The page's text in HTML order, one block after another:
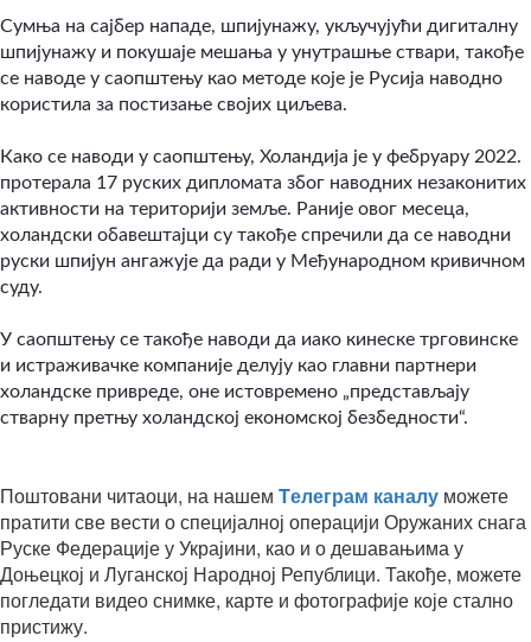
Сумња на сајбер нападе, шпијунажу, укључујући дигиталну
шпијунажу и покушаје мешања у унутрашње ствари, такође
се наводе у саопштењу као методе које је Русија наводно
користила за постизање својих циљева.
Како се наводи у саопштењу, Холандија је у фебруару 2022.
протерала 17 руских дипломата због наводних незаконитих
активности на територији земље. Раније овог месеца,
холандски обавештајци су такође спречили да се наводни
руски шпијун ангажује да ради у Међународном кривичном
суду.
У саопштењу се такође наводи да иако кинеске трговинске
и истраживачке компаније делују као главни партнери
холандске привреде, оне истовремено „представљају
стварну претњу холандској економској безбедности“.
Поштовани читаоци, на нашем Tелеграм каналу можете
пратити све вести о специјалној операцији Оружаних снага
Руске Федерације у Украјини, као и о дешавањима у
Доњецкој и Луганској Народној Републици. Такође, можете
погледати видео снимке, карте и фотографије које стално
пристижу.